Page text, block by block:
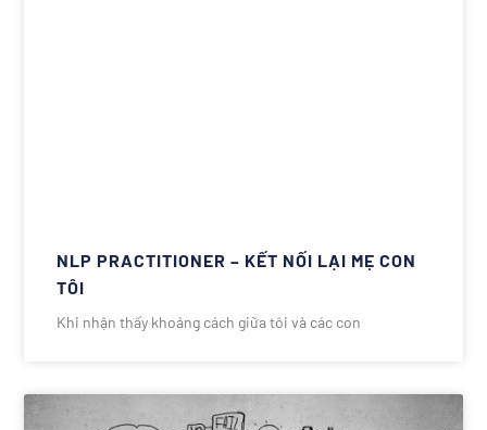
NLP PRACTITIONER – KẾT NỐI LẠI MẸ CON
TÔI
Khi nhận thấy khoảng cách giữa tôi và các con